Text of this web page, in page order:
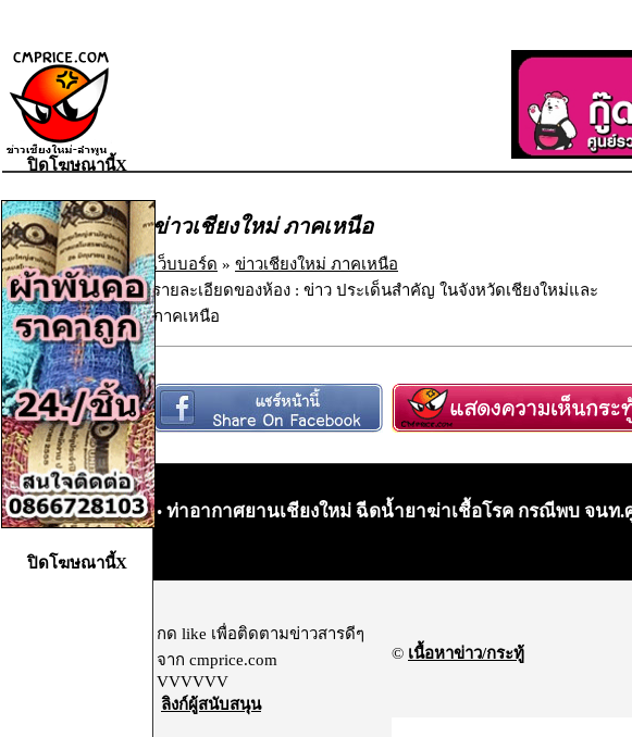
ข่าวเชียงใหม่ ภาคเหนือ
เว็บบอร์ด » ข่าวเชียงใหม่ ภาคเหนือ
รายละเอียดของห้อง : ข่าว ประเด็นสำคัญ ในจังหวัดเชียงใหม่และ
ภาคเหนือ
• ท่าอากาศยานเชียงใหม่ ฉีดน้ำยาฆ่าเชื้อโรค กรณีพบ จนท.
กด like เพื่อติดตามข่าวสารดีๆ
จาก cmprice.com
VVVVVV
ลิงก์ผู้สนับสนุน
© เนื้อหาข่าว/กระทู้
ปิดโฆษณานี้X
ปิดโฆษณานี้X